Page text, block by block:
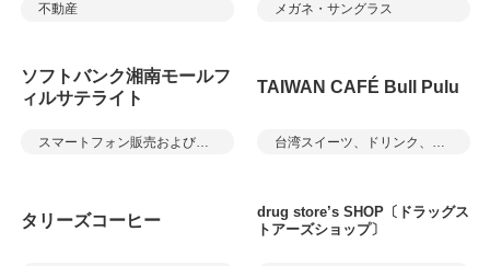
不動産 メガネ・サングラス
ソフトバンク湘南モールフ
ィルサテライト
スマートフォン販売およびサービス
TAIWAN CAFÉ Bull Pulu
台湾スイーツ、ドリンク、軽食
タリーズコーヒー
drug store’s SHOP〔ドラッグス
トアーズショップ〕